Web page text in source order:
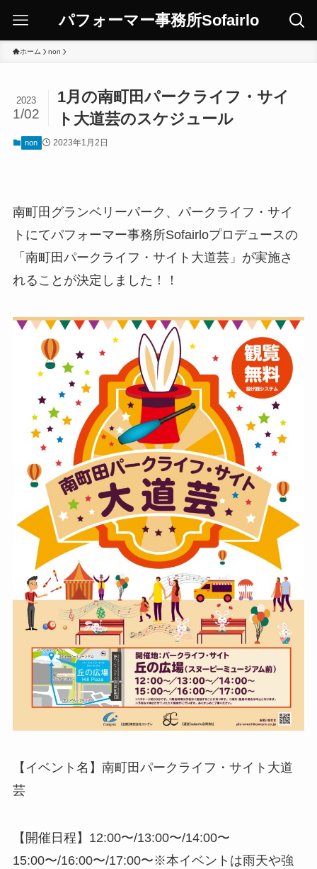
パフォーマー事務所Sofairlo
ホーム non
1月の南町田パークライフ・サイ
ト大道芸のスケジュール
2023
1/02
non 2023年1月2日
南町田グランベリーパーク、パークライフ・サイ
トにてパフォーマー事務所Sofairloプロデュースの
「南町田パークライフ・サイト大道芸」が実施さ
れることが決定しました！！
【イベント名】南町田パークライフ・サイト大道
芸
【開催日程】12:00〜/13:00〜/14:00〜
15:00〜/16:00〜/17:00〜※本イベントは雨天や強